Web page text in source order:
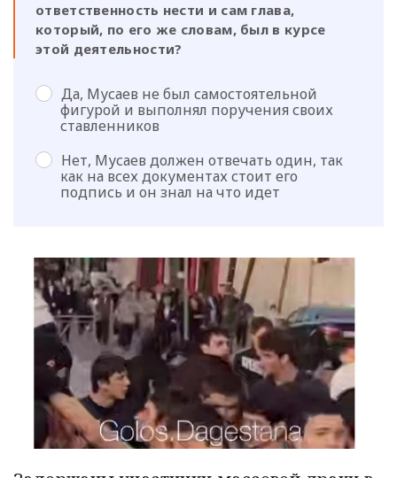
ответственность нести и сам глава,
который, по его же словам, был в курсе
этой деятельности?
Да, Мусаев не был самостоятельной
фигурой и выполнял поручения своих
ставленников
Нет, Мусаев должен отвечать один, так
как на всех документах стоит его
подпись и он знал на что идет